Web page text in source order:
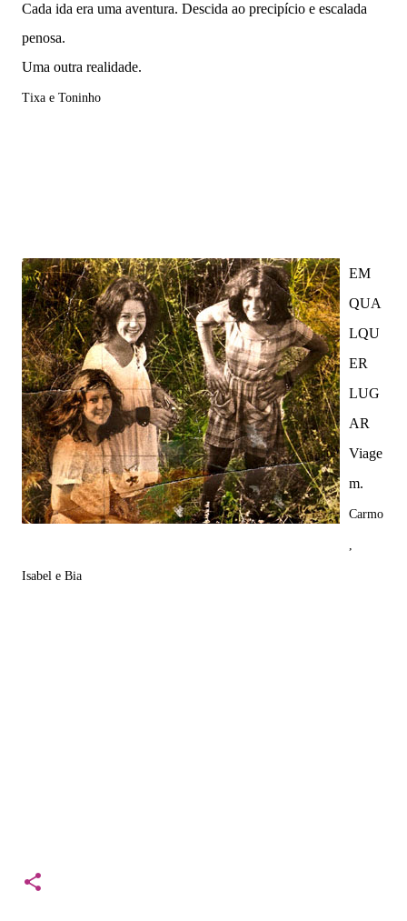
Cada ida era uma aventura. Descida ao precipício e escalada
penosa.
Uma outra realidade.
Tixa e Toninho
EM
QUA
LQU
ER
LUG
AR
Viage
m.
Carmo
,
Isabel e Bia